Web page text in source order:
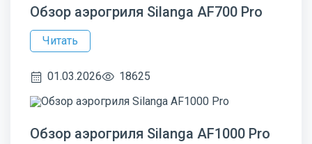
Обзор аэрогриля Silanga AF700 Pro
Читать
01.03.2026 18625
Обзор аэрогриля Silanga AF1000 Pro